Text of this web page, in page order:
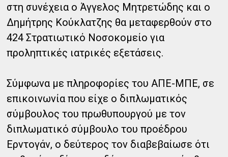
στη συνέχεια ο Άγγελος Μητρετώδης και ο
Δημήτρης Κούκλατζης θα μεταφερθούν στο
424 Στρατιωτικό Νοσοκομείο για
προληπτικές ιατρικές εξετάσεις.
Σύμφωνα με πληροφορίες του ΑΠΕ-ΜΠΕ, σε
επικοινωνία που είχε ο διπλωματικός
σύμβουλος του πρωθυπουργού με τον
διπλωματικό σύμβουλο του προέδρου
Ερντογάν, ο δεύτερος τον διαβεβαίωσε ότι